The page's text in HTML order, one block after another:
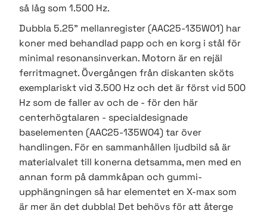
så låg som 1.500 Hz.
Dubbla 5.25" mellanregister (AAC25-135W01) har
koner med behandlad papp och en korg i stål för
minimal resonansinverkan. Motorn är en rejäl
ferritmagnet. Övergången från diskanten sköts
exemplariskt vid 3.500 Hz och det är först vid 500
Hz som de faller av och de - för den här
centerhögtalaren - specialdesignade
baselementen (AAC25-135W04) tar över
handlingen. För en sammanhållen ljudbild så är
materialvalet till konerna detsamma, men med en
annan form på dammkåpan och gummi-
upphängningen så har elementet en X-max som
är mer än det dubbla! Det behövs för att återge